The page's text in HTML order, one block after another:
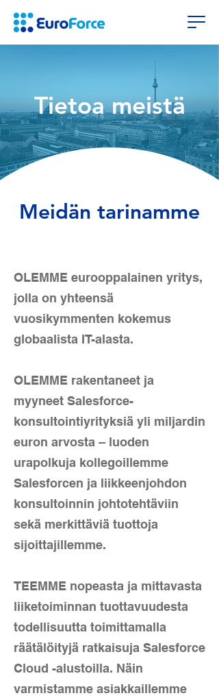
Tietoa meistä
Meidän tarinamme
OLEMME eurooppalainen yritys,
jolla on yhteensä
vuosikymmenten kokemus
globaalista IT-alasta.
OLEMME rakentaneet ja
myyneet Salesforce-
konsultointiyrityksiä yli miljardin
euron arvosta – luoden
urapolkuja kollegoillemme
Salesforcen ja liikkeenjohdon
konsultoinnin johtotehtäviin
sekä merkittäviä tuottoja
sijoittajillemme.
TEEMME nopeasta ja mittavasta
liiketoiminnan tuottavuudesta
todellisuutta toimittamalla
räätälöityjä ratkaisuja Salesforce
Cloud -alustoilla. Näin
varmistamme asiakkaillemme